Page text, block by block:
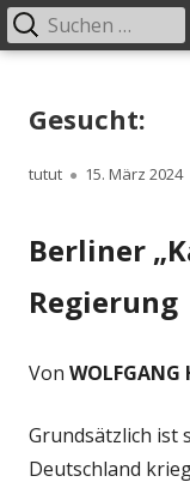
zum
Primäres
Gesucht:
Autor
tutut
Veröffentlicht
15. März 2024
Berliner
Regierung
Von WOLFGANG
Grundsätzlich ist
Deutschland